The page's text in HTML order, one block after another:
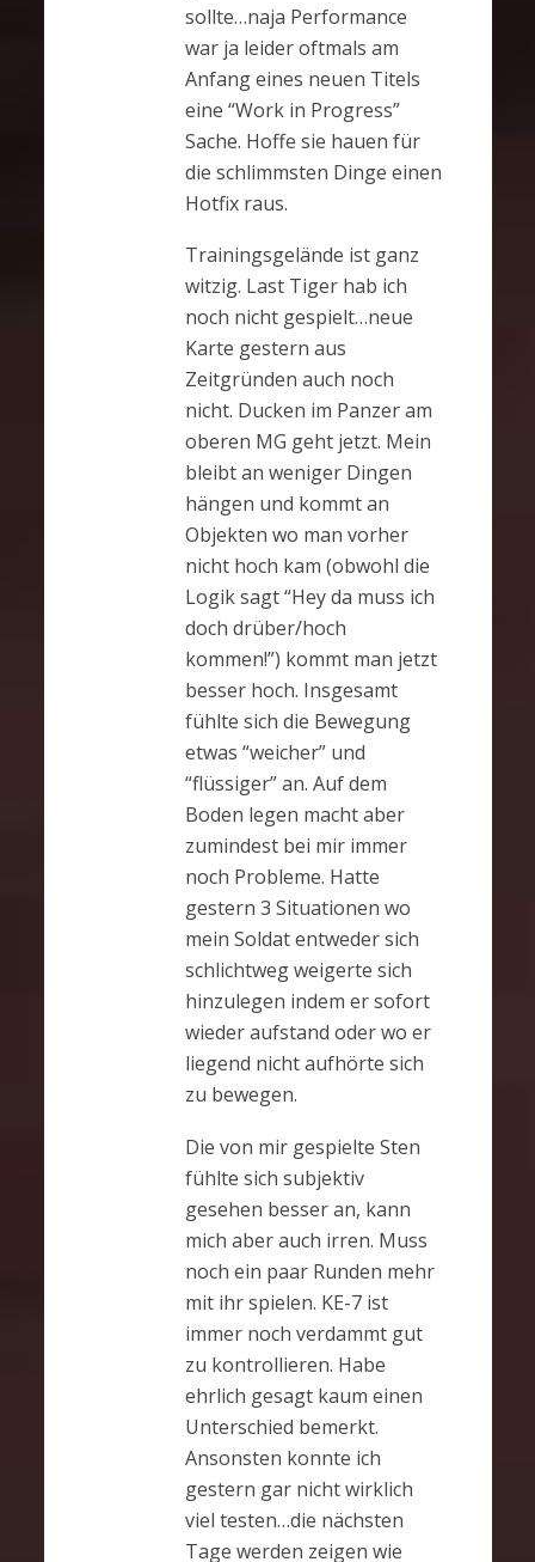
sollte…naja Performance
war ja leider oftmals am
Anfang eines neuen Titels
eine “Work in Progress”
Sache. Hoffe sie hauen für
die schlimmsten Dinge einen
Hotfix raus.
Trainingsgelände ist ganz
witzig. Last Tiger hab ich
noch nicht gespielt…neue
Karte gestern aus
Zeitgründen auch noch
nicht. Ducken im Panzer am
oberen MG geht jetzt. Mein
bleibt an weniger Dingen
hängen und kommt an
Objekten wo man vorher
nicht hoch kam (obwohl die
Logik sagt “Hey da muss ich
doch drüber/hoch
kommen!”) kommt man jetzt
besser hoch. Insgesamt
fühlte sich die Bewegung
etwas “weicher” und
“flüssiger” an. Auf dem
Boden legen macht aber
zumindest bei mir immer
noch Probleme. Hatte
gestern 3 Situationen wo
mein Soldat entweder sich
schlichtweg weigerte sich
hinzulegen indem er sofort
wieder aufstand oder wo er
liegend nicht aufhörte sich
zu bewegen.
Die von mir gespielte Sten
fühlte sich subjektiv
gesehen besser an, kann
mich aber auch irren. Muss
noch ein paar Runden mehr
mit ihr spielen. KE-7 ist
immer noch verdammt gut
zu kontrollieren. Habe
ehrlich gesagt kaum einen
Unterschied bemerkt.
Ansonsten konnte ich
gestern gar nicht wirklich
viel testen…die nächsten
Tage werden zeigen wie